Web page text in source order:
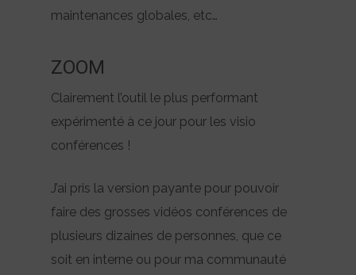
maintenances globales, etc…
ZOOM
Clairement l’outil le plus performant
expérimenté à ce jour pour les visio
conférences !
J’ai pris la version payante pour pouvoir
faire des grosses vidéos conférences de
plusieurs dizaines de personnes, que ce
soit en interne ou pour ma communauté